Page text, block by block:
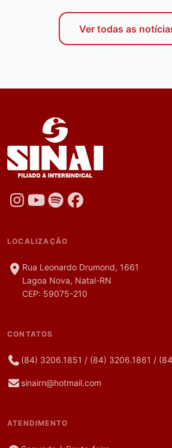
Ver todas as
LOCALIZAÇÃO
Rua Leonardo Drumond, 1661
Lagoa Nova, Natal-RN
CEP: 59075-210
CONTATOS
(84) 3206.1851 / (84) 3206.1861 /
sinairn@hotmail.com
ATENDIMENTO